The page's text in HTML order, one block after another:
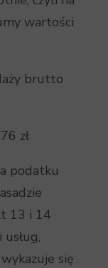
wartości
brutto
zł
podatku
13 i 14
się